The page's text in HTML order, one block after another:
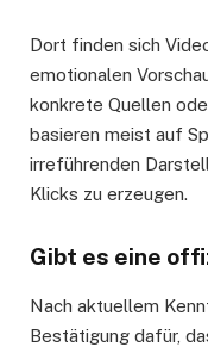
Dort finden sich
emotionalen
konkrete Quellen
basieren meist auf
irreführenden
Klicks zu erzeugen.
Gibt es eine
Nach aktuellem
Bestätigung dafür,